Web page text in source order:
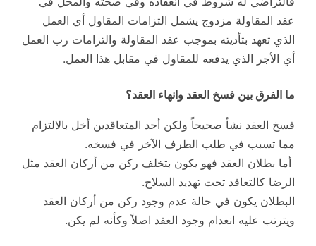
عقد المقاولة مزدوج يشمل التزامات المقاول أي العمل
الذي تعهد بتأديته بموجب عقد المقاولة والتزامات رب العمل
أي الأجر الذي يدفعه للمقاول في مقابل هذا العمل.
ما الفرق بين فسخ العقد وانهاء العقد؟
فسخ العقد نشأ صحيحاً ولكن أحد المتعاقدين أخل بالالتزام
مما تسبب في طلب الطرف الآخر في فسخه.
أما بطلان العقد فهو يكون بتخلف ركن من أركان العقد مثل
الرضا كالتعاقد تحت تهديد السلاح.
البطلان يكون في حالة عدم وجود ركن من أركان العقد
ويترتب عليه انعدام وجود العقد اصلاً وكأنه لم يكن.